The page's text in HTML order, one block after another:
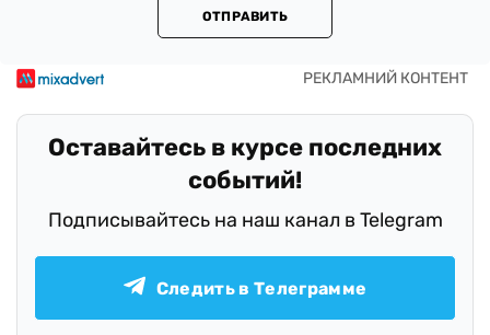
ОТПРАВИТЬ
Оставайтесь в курсе последних
событий!
Подписывайтесь на наш канал в Telegram
Следить в Телеграмме